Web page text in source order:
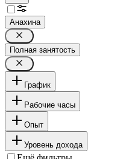
Анахина
Полная занятость
График
Рабочие часы
Опыт
Уровень дохода